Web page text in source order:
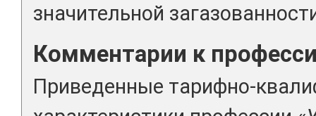
значительной
Комментарии к
Приведенные тарифно-